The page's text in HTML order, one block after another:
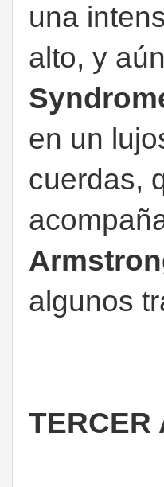
una
alto, y
en un
cuerdas,
algunos
TERCER